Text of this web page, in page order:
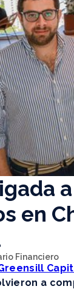
en
Financiero
a